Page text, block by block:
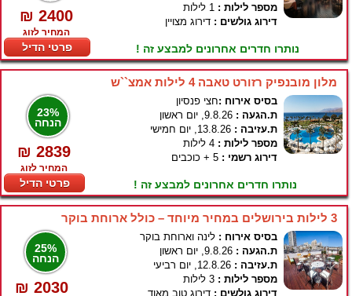
₪ 2400
המחיר לזוג
פרטי הדיל
מספר לילות :
דירוג גולשים : דירוג מצויין
נותרו חדרים אחרונים למבצע זה !
מלון מובנפיק רזורט טאבה 4 לילות אמצ``ש
23%
הנחה
₪ 2839
המחיר לזוג
פרטי הדיל
בסיס אירוח :חצי פנסיון
ת.הגעה :
ת.עזיבה :
מספר לילות :
דירוג רשמי :
נותרו חדרים אחרונים למבצע זה !
3 לילות בירושלים במחיר מיוחד – כולל ארוחת בוקר
25%
הנחה
₪ 2030
בסיס אירוח : לינה וארוחת בוקר
ת.הגעה :
ת.עזיבה :
מספר לילות :
דירוג גולשים : דירוג טוב מאוד